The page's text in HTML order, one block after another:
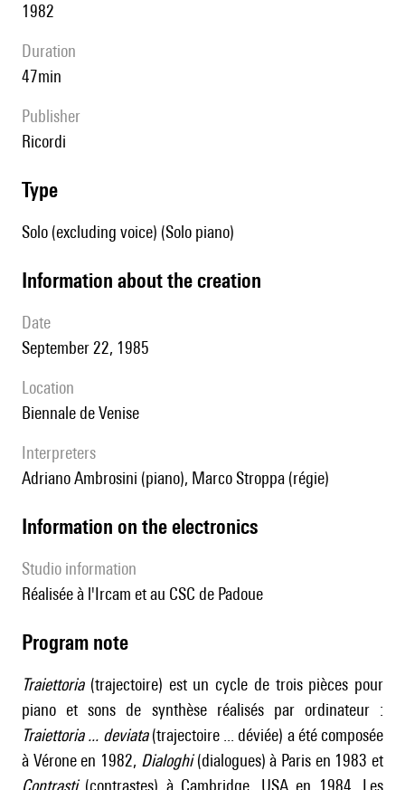
1982
duration
47min
publisher
Ricordi
type
Solo (excluding voice) (Solo piano)
information about the creation
date
September 22, 1985
location
Biennale de Venise
interpreters
Adriano Ambrosini (piano), Marco Stroppa (régie)
Information on the electronics
Studio information
Réalisée à l'Ircam et au CSC de Padoue
Program note
Traiettoria(trajectoire) est un cycle de trois pièces pour
piano et sons de synthèse réalisés par ordinateur :
Traiettoria ... deviata(trajectoire ... déviée) a été composée
à Vérone en 1982, Dialoghi(dialogues) à Paris en 1983 et
Contrasti(contrastes) à Cambridge, USA en 1984. Les